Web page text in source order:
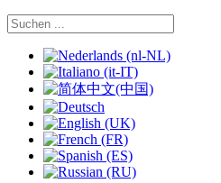
Sprache auswählen